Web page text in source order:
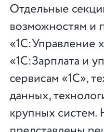
Отдельные
возможностям и
«1С:Управление
«1С:Зарплата и
сервисам «1С»,
данных,
крупных систем.